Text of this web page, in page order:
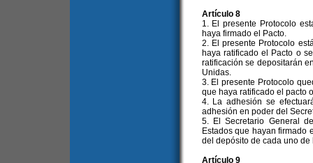
Artículo 8
1. El presente Protocolo
haya firmado el Pacto.
2. El presente Protocolo
haya ratificado el Pacto o
ratificación se depositarán
Unidas.
3. El presente Protocolo
que haya ratificado el pacto
4. La adhesión se
adhesión en poder del
5. El Secretario General
Estados que hayan firmado
del depósito de cada uno
Artículo 9